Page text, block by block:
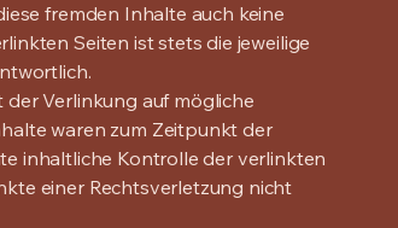
fremden Inhalte auch keine
Seiten ist stets die jeweilige
Verlinkung auf mögliche
waren zum Zeitpunkt der
inhaltliche Kontrolle der verlinkten
einer Rechtsverletzung nicht